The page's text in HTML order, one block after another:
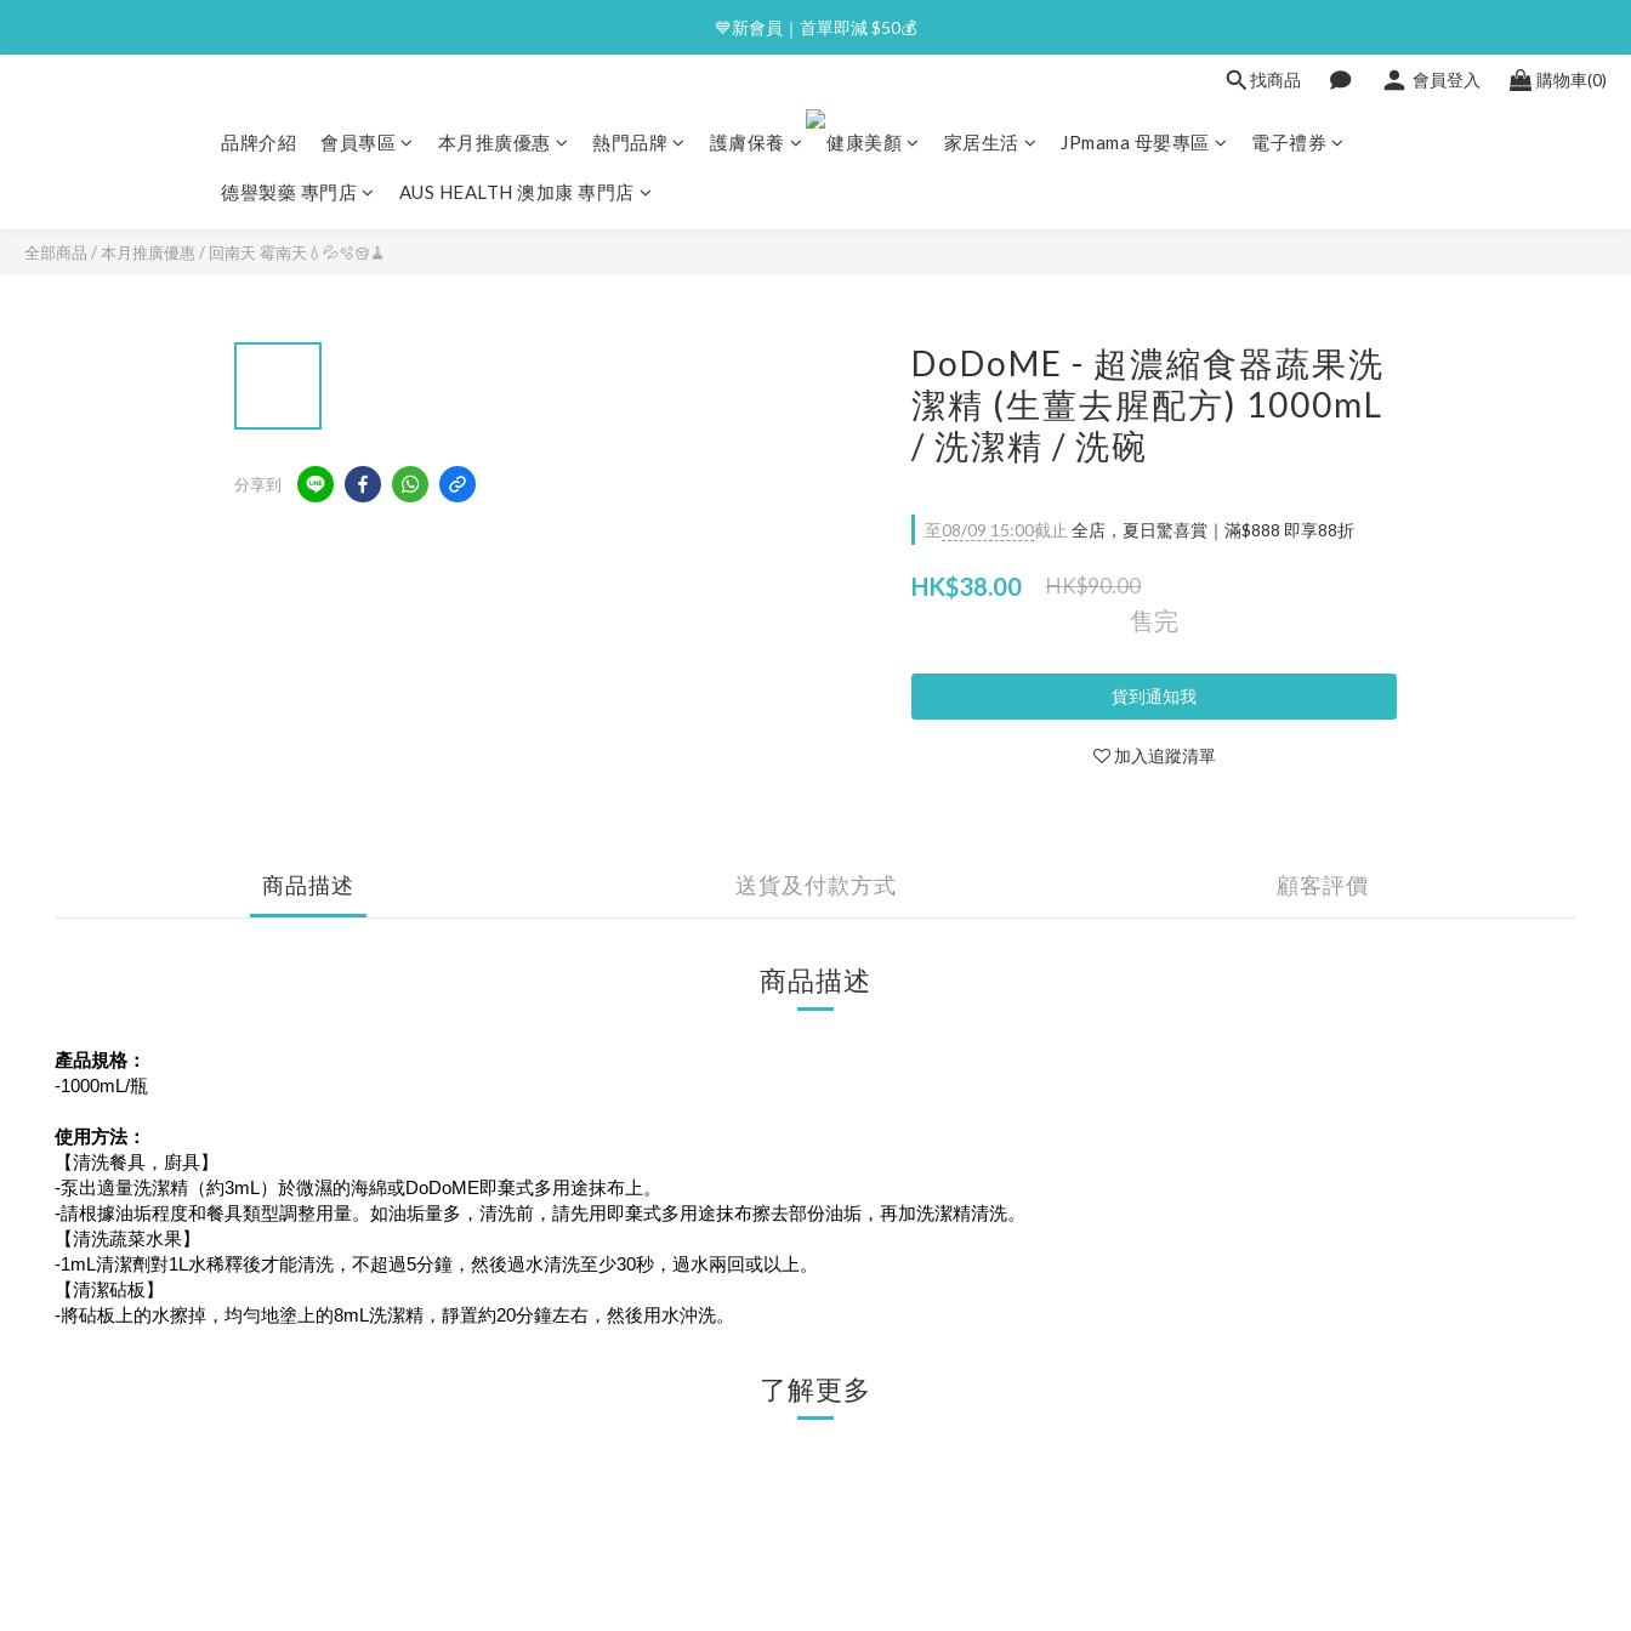
⭐逢星期一malluxe day｜7%購物金回贈
💙新會員｜首單即減 $50💰
找商品 會員登入 購物車(0)
品牌介紹 會員專區 本月推廣優惠 熱門品牌 護膚保養 健康美顏 家居生活 JPmama 母嬰專區 電子禮券
德譽製藥 專門店 AUS HEALTH 澳加康 專門店
全部商品 /本月推廣優惠 / 回南天 霉南天💧💦🫧🪣🧹
分享到
DoDoME - 超濃縮食器蔬果洗
潔精 (生薑去腥配方) 1000mL
/ 洗潔精 / 洗碗
至08/09 15:00截止 全店，夏日驚喜賞｜滿$888 即享88折
HK$38.00 HK$90.00
售完
貨到通知我
加入追蹤清單
商品描述 送貨及付款方式 顧客評價
商品描述
產品規格：
-1000mL/瓶
使用方法：
【清洗餐具，廚具】
-泵出適量洗潔精（約3mL）於微濕的海綿或DoDoME即棄式多用途抹布上。
-請根據油垢程度和餐具類型調整用量。如油垢量多，清洗前，請先用即棄式多用途抹布擦去部份油垢，再加洗潔精清洗。
【清洗蔬菜水果】
-1mL清潔劑對1L水稀釋後才能清洗，不超過5分鐘，然後過水清洗至少30秒，過水兩回或以上。
【清潔砧板】
-將砧板上的水擦掉，均勻地塗上的8mL洗潔精，靜置約20分鐘左右，然後用水沖洗。
了解更多